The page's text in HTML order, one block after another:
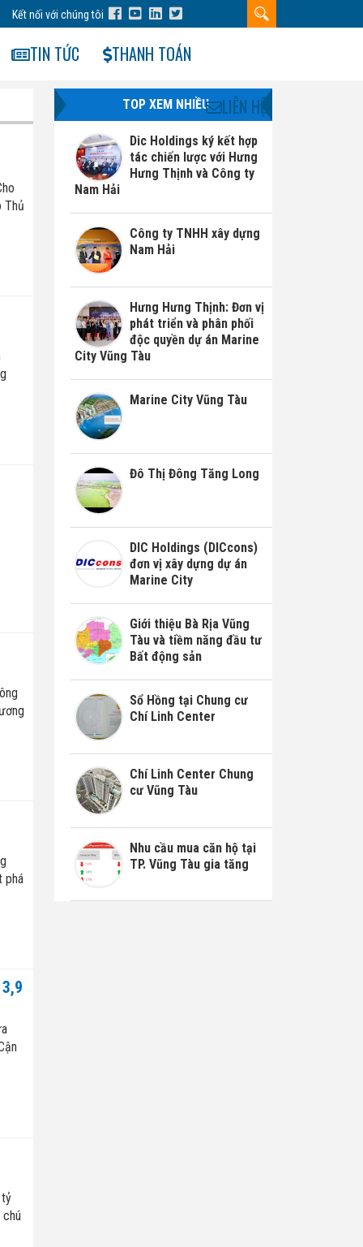
Kết nối với chúng tôi
TIN TỨC THANH TOÁN
LIÊN HỆ
Thủ
phá
TOP XEM NHIỀU
Dic Holdings ký kết hợp
tác chiến lược với Hưng
Hưng Thịnh và Công ty
Nam Hải
Công ty TNHH xây dựng
Nam Hải
Hưng Hưng Thịnh: Đơn vị
phát triển và phân phối
độc quyền dự án Marine
City Vũng Tàu
Marine City Vũng Tàu
Đô Thị Đông Tăng Long
DIC Holdings (DICcons)
đơn vị xây dựng dự án
Marine City
Giới thiệu Bà Rịa Vũng
Tàu và tiềm năng đầu tư
Bất động sản
Sổ Hồng tại Chung cư
Chí Linh Center
Chí Linh Center Chung
cư Vũng Tàu
Nhu cầu mua căn hộ tại
TP. Vũng Tàu gia tăng